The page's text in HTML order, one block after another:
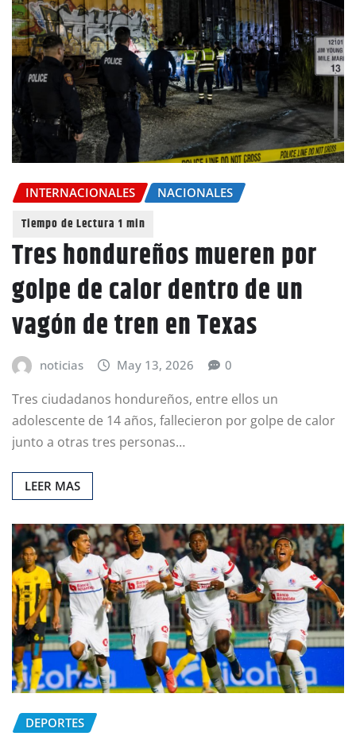
INTERNACIONALES NACIONALES
Tres hondureños mueren por
golpe de calor dentro de un
vagón de tren en Texas
noticias May 13, 2026 0
Tres ciudadanos hondureños, entre ellos un
adolescente de 14 años, fallecieron por golpe de calor
junto a otras tres personas…
LEER MAS
DEPORTES